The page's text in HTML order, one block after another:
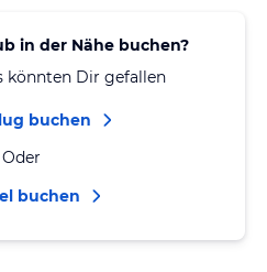
in der Nähe buchen?
könnten Dir gefallen
buchen
Oder
buchen